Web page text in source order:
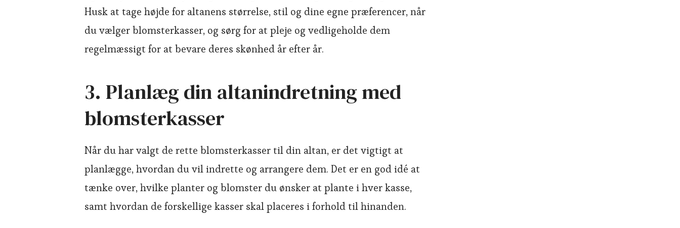
Husk at tage højde for altanens størrelse, stil og dine egne præferencer, når
du vælger blomsterkasser, og sørg for at pleje og vedligeholde dem
regelmæssigt for at bevare deres skønhed år efter år.
3. Planlæg din altanindretning med
blomsterkasser
Når du har valgt de rette blomsterkasser til din altan, er det vigtigt at
planlægge, hvordan du vil indrette og arrangere dem. Det er en god idé at
tænke over, hvilke planter og blomster du ønsker at plante i hver kasse,
samt hvordan de forskellige kasser skal placeres i forhold til hinanden.